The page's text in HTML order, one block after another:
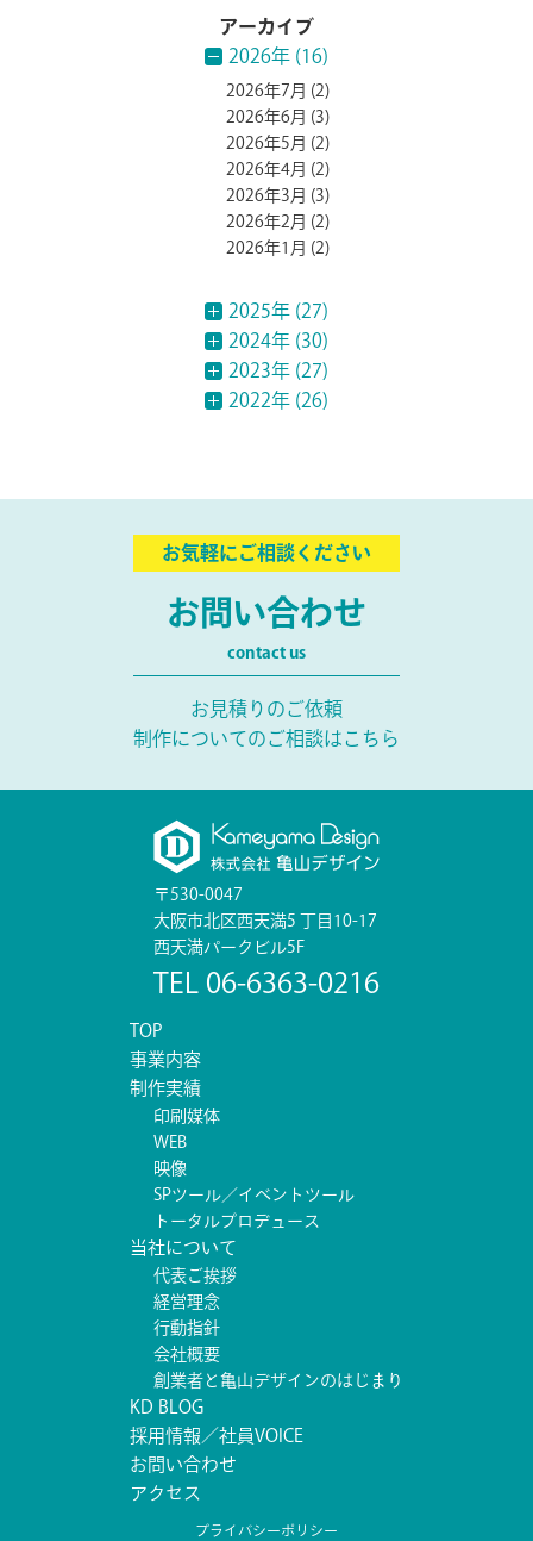
アーカイブ
2026年 (16)
2026年7月 (2)
2026年6月 (3)
2026年5月 (2)
2026年4月 (2)
2026年3月 (3)
2026年2月 (2)
2026年1月 (2)
2025年 (27)
2024年 (30)
2023年 (27)
2022年 (26)
お気軽にご相談ください
お問い合わせ
contact us
お見積りのご依頼
制作についてのご相談はこちら
〒530-0047
大阪市北区西天満5 丁目10-17
西天満パークビル5F
TEL 06-6363-0216
TOP
事業内容
制作実績
印刷媒体
WEB
映像
SPツール／イベントツール
トータルプロデュース
当社について
代表ご挨拶
経営理念
行動指針
会社概要
創業者と亀山デザインのはじまり
KD BLOG
採用情報／社員VOICE
お問い合わせ
アクセス
プライバシーポリシー